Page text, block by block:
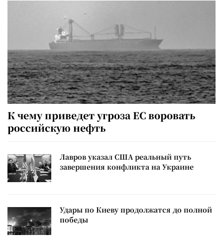
К чему приведет угроза ЕС воровать
российскую нефть
Лавров указал США реальный путь
завершения конфликта на Украине
Удары по Киеву продолжатся до полной
победы